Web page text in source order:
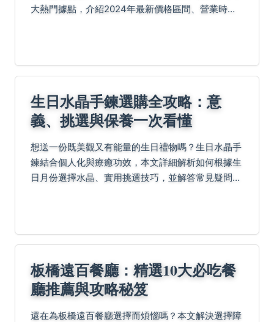
大熱門據點，介紹2024年最新價格區間、營業時間
生日水晶手鍊選購全攻略：意
義、挑選與保養一次看懂
想送一份既美觀又有能量的生日禮物嗎？生日水晶手
鍊結合個人化與療癒功效，本文詳細解析如何根據生
日月份選擇水晶、實用挑選技巧，並解答常見疑問，
板橋遠百餐廳：精選10大必吃餐
廳推薦與攻略秘笈
還在為板橋遠百餐廳選擇而煩惱嗎？本文解決選擇障